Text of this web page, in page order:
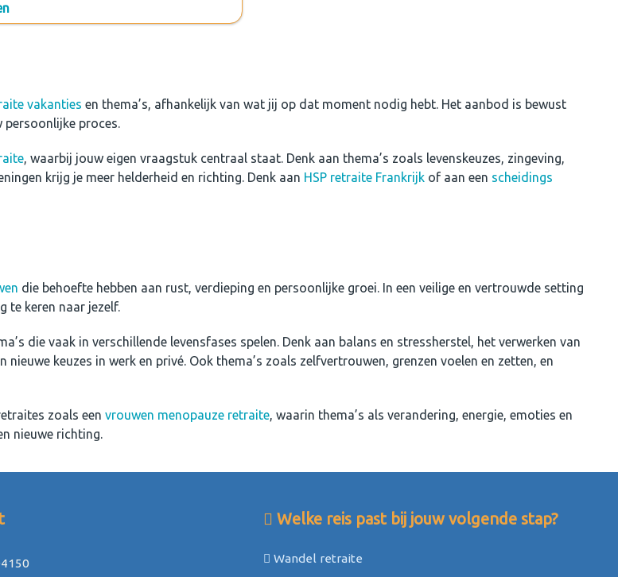
vakanties en thema’s, afhankelijk van wat jij op dat moment nodig hebt. Het aanbod is bewust
persoonlijke proces.
, waarbij jouw eigen vraagstuk centraal staat. Denk aan thema’s zoals levenskeuzes, zingeving,
krijg je meer helderheid en richting. Denk aan HSP retraite Frankrijk of aan een scheidings
die behoefte hebben aan rust, verdieping en persoonlijke groei. In een veilige en vertrouwde setting
te keren naar jezelf.
die vaak in verschillende levensfases spelen. Denk aan balans en stressherstel, het verwerken van
keuzes in werk en privé. Ook thema’s zoals zelfvertrouwen, grenzen voelen en zetten, en
zoals een vrouwen menopauze retraite, waarin thema’s als verandering, energie, emoties en
nieuwe richting.
Welke reis past bij jouw volgende stap?
Wandel retraite